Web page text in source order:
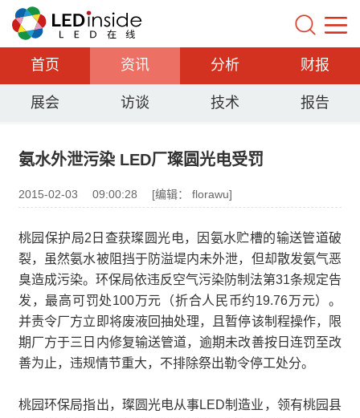
首页 资讯 分析 财报
展会 访谈 技术 报告
氨水外泄污染 LED厂璨圆光电受罚
2015-02-03 09:00:28 [编辑： florawu]
桃园保护局2日查获璨圆光电，因氨水贮槽的输送管道破
裂，虽然氨水被阻挡于防溢堤内未外泄，但却散发氨气恶
臭造成污染。环保局依违反空气污染防制法第31条规定告
发，最高可罚处100万元（折合人民币约19.76万元）。
并责令厂方立即将废液回抽处理，且暂停该制程操作，限
期厂方于三日内修复输送管道，逾期未改善按日连罚至改
善为止，违规情节重大，不排除祭出勒令停工处分。
桃园环保局指出，璨圆光电从事LED制造业，领有桃园县